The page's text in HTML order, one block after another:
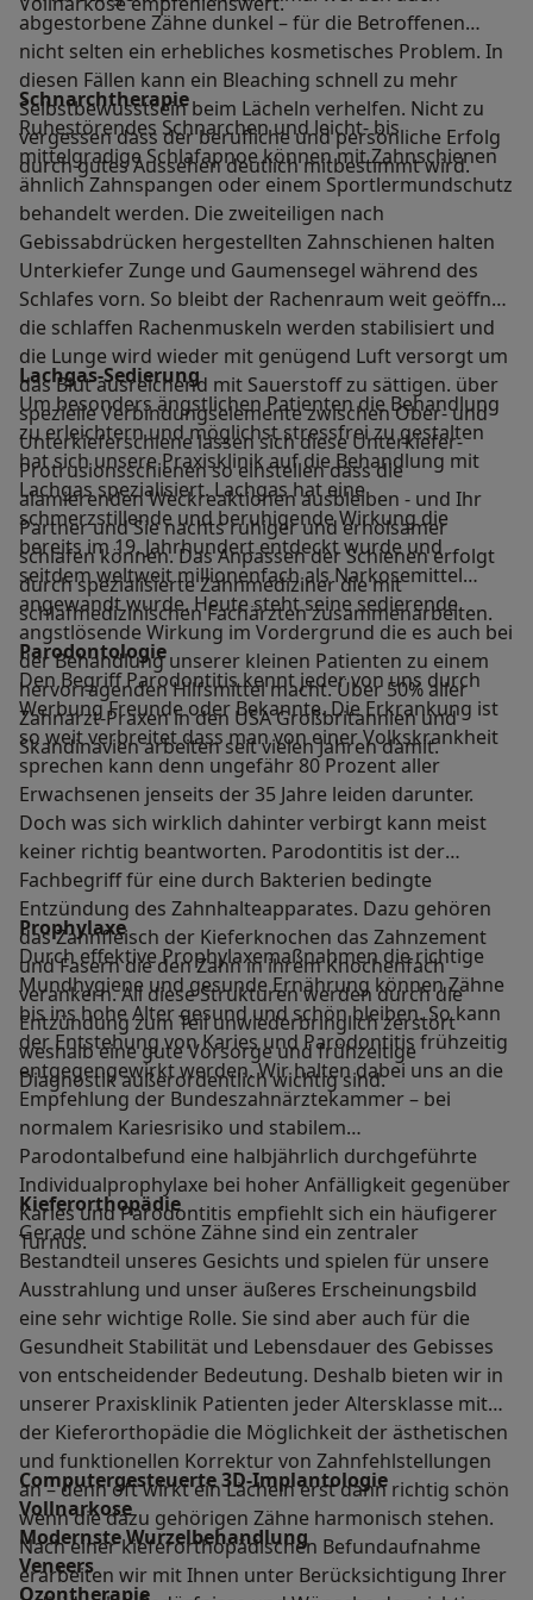
abgestorbene Zähne dunkel – für die Betroffenen
nicht selten ein erhebliches kosmetisches Problem. In
diesen Fällen kann ein Bleaching schnell zu mehr
Selbstbewusstsein beim Lächeln verhelfen. Nicht zu
vergessen dass der berufliche und persönliche Erfolg
durch gutes Aussehen deutlich mitbestimmt wird.
Schnarchtherapie
Ruhestörendes Schnarchen und leicht- bis
mittelgradige Schlafapnoe können mit Zahnschienen
ähnlich Zahnspangen oder einem Sportlermundschutz
behandelt werden. Die zweiteiligen nach
Gebissabdrücken hergestellten Zahnschienen halten
Unterkiefer Zunge und Gaumensegel während des
Schlafes vorn. So bleibt der Rachenraum weit geöffnet
die schlaffen Rachenmuskeln werden stabilisiert und
die Lunge wird wieder mit genügend Luft versorgt um
das Blut ausreichend mit Sauerstoff zu sättigen. über
spezielle Verbindungselemente zwischen Ober- und
Unterkieferschiene lassen sich diese Unterkiefer-
Protrusionsschienen so einstellen dass die
alamierenden Weckreaktionen ausbleiben - und Ihr
Partner und Sie nachts ruhiger und erholsamer
schlafen können. Das Anpassen der Schienen erfolgt
durch spezialisierte Zahnmediziner die mit
schlafmedizinischen Fachärzten zusammenarbeiten.
Lachgas-Sedierung
Um besonders ängstlichen Patienten die Behandlung
zu erleichtern und möglichst stressfrei zu gestalten
hat sich unsere Praxisklinik auf die Behandlung mit
Lachgas spezialisiert. Lachgas hat eine
schmerzstillende und beruhigende Wirkung die
bereits im 19. Jahrhundert entdeckt wurde und
seitdem weltweit millionenfach als Narkosemittel
angewandt wurde. Heute steht seine sedierende
angstlösende Wirkung im Vordergrund die es auch bei
der Behandlung unserer kleinen Patienten zu einem
hervorragenden Hilfsmittel macht. Über 50% aller
Zahnarzt-Praxen in den USA Großbritannien und
Skandinavien arbeiten seit vielen Jahren damit.
Parodontologie
Den Begriff Parodontitis kennt jeder von uns durch
Werbung Freunde oder Bekannte. Die Erkrankung ist
so weit verbreitet dass man von einer Volkskrankheit
sprechen kann denn ungefähr 80 Prozent aller
Erwachsenen jenseits der 35 Jahre leiden darunter.
Doch was sich wirklich dahinter verbirgt kann meist
keiner richtig beantworten. Parodontitis ist der
Fachbegriff für eine durch Bakterien bedingte
Entzündung des Zahnhalteapparates. Dazu gehören
das Zahnfleisch der Kieferknochen das Zahnzement
und Fasern die den Zahn in ihrem Knochenfach
verankern. All diese Strukturen werden durch die
Entzündung zum Teil unwiederbringlich zerstört
weshalb eine gute Vorsorge und frühzeitige
Diagnostik außerordentlich wichtig sind.
Prophylaxe
Durch effektive Prophylaxemaßnahmen die richtige
Mundhygiene und gesunde Ernährung können Zähne
bis ins hohe Alter gesund und schön bleiben. So kann
der Entstehung von Karies und Parodontitis frühzeitig
entgegengewirkt werden. Wir halten dabei uns an die
Empfehlung der Bundeszahnärztekammer – bei
normalem Kariesrisiko und stabilem
Parodontalbefund eine halbjährlich durchgeführte
Individualprophylaxe bei hoher Anfälligkeit gegenüber
Karies und Parodontitis empfiehlt sich ein häufigerer
Turnus.
Kieferorthopädie
Gerade und schöne Zähne sind ein zentraler
Bestandteil unseres Gesichts und spielen für unsere
Ausstrahlung und unser äußeres Erscheinungsbild
eine sehr wichtige Rolle. Sie sind aber auch für die
Gesundheit Stabilität und Lebensdauer des Gebisses
von entscheidender Bedeutung. Deshalb bieten wir in
unserer Praxisklinik Patienten jeder Altersklasse mit
der Kieferorthopädie die Möglichkeit der ästhetischen
und funktionellen Korrektur von Zahnfehlstellungen
an – denn oft wirkt ein Lächeln erst dann richtig schön
wenn die dazu gehörigen Zähne harmonisch stehen.
Nach einer kieferorthopädischen Befundaufnahme
erarbeiten wir mit Ihnen unter Berücksichtigung Ihrer
Computergesteuerte 3D-Implantologie
Vollnarkose
Modernste Wurzelbehandlung
Veneers
Ozontherapie